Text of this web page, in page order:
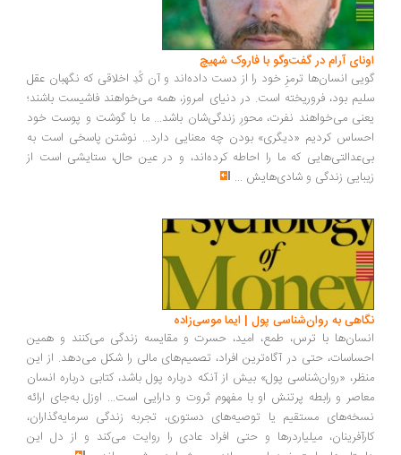
آرام در گفت‌وگو با فاروک شهیچ‭
انسان‌ها ترمزِ خود را از دست داده‌اند و آن کُدِ اخلاقی که نگهبان عقل
بود، فروریخته است. در دنیای امروز، همه می‌خواهند فاشیست باشند؛
می‌خواهند نفرت، محورِ زندگی‌شان باشد... ما با گوشت و پوست خود
کردیم «دیگری» بودن چه معنایی دارد... نوشتن پاسخی است به
که ما را احاطه کرده‌اند، و در عین حال، ستایشی است از
زندگی و شادی‌هایش...
به روان‌شناسی پول | ایما موسی‌زاده
با ترس، طمع، امید، حسرت و مقایسه زندگی می‌کنند و همین
حتی در آگاه‌ترین افراد، تصمیم‌های مالی را شکل می‌دهد. از این
«روان‌شناسی پول» بیش از آنکه درباره پول باشد، کتابی درباره انسان
و رابطه پرتنش او با مفهوم ثروت و دارایی است... اوزل به‌جای ارائه
مستقیم یا توصیه‌های دستوری، تجربه زندگی سرمایه‌گذاران،
میلیاردرها و حتی افراد عادی را روایت می‌کند و از دل این